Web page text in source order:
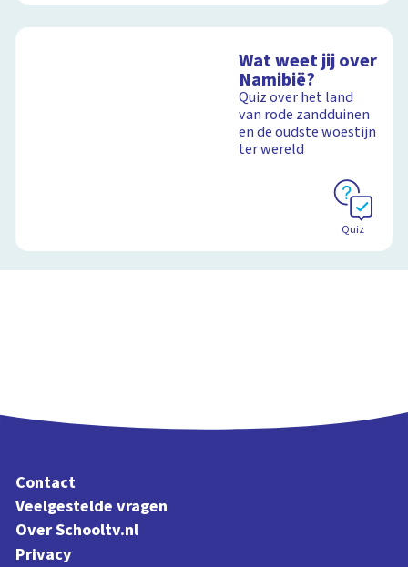
Wat weet jij over
Namibië?
Quiz over het land
van rode zandduinen
en de oudste woestijn
ter wereld
Quiz
Contact
Veelgestelde vragen
Over Schooltv.nl
Privacy